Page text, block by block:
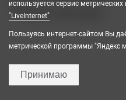
используется сервис
"LiveInternet"
Пользуясь интернет-сайтом Вы
метрической программы "Яндекс
Принимаю